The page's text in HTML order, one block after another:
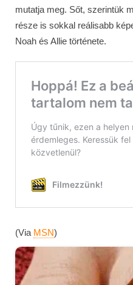
mutatja meg. Sőt, szerintük
része is sokkal reálisabb
Noah és Allie története.
(Via MSN)